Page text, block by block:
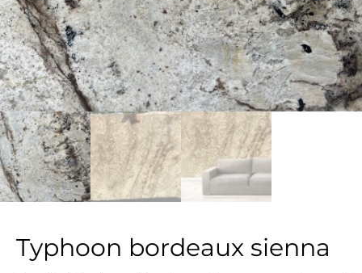
Typhoon bordeaux sienna